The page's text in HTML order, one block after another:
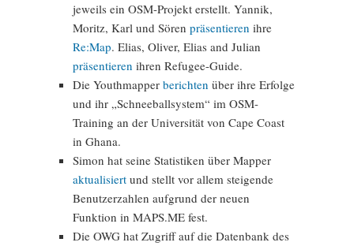
jeweils ein OSM-Projekt erstellt. Yannik,
Moritz, Karl und Sören präsentieren ihre
Re:Map. Elias, Oliver, Elias and Julian
präsentieren ihren Refugee-Guide.
Die Youthmapper berichten über ihre Erfolge
und ihr „Schneeballsystem“ im OSM-
Training an der Universität von Cape Coast
in Ghana.
Simon hat seine Statistiken über Mapper
aktualisiert und stellt vor allem steigende
Benutzerzahlen aufgrund der neuen
Funktion in MAPS.ME fest.
Die OWG hat Zugriff auf die Datenbank des